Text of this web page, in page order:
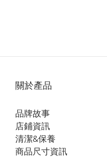
關於產品
品牌故事
店鋪資訊
清潔&保養
商品尺寸資訊